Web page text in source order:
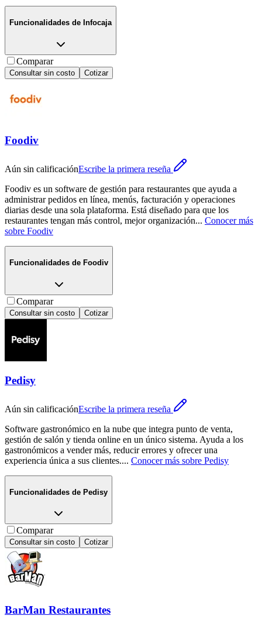
Funcionalidades de Infocaja
Comparar
Consultar sin costo Cotizar
Foodiv
Aún sin calificaciónEscribe la primera reseña
Foodiv es un software de gestión para restaurantes que ayuda a
administrar pedidos en línea, menús, facturación y operaciones
diarias desde una sola plataforma. Está diseñado para que los
restaurantes tengan más control, mejor organización... Conocer más
sobre Foodiv
Funcionalidades de Foodiv
Comparar
Consultar sin costo Cotizar
Pedisy
Aún sin calificaciónEscribe la primera reseña
Software gastronómico en la nube que integra punto de venta,
gestión de salón y tienda online en un único sistema. Ayuda a los
gastronómicos a vender más, reducir errores y ofrecer una
experiencia única a sus clientes.... Conocer más sobre Pedisy
Funcionalidades de Pedisy
Comparar
Consultar sin costo Cotizar
BarMan Restaurantes